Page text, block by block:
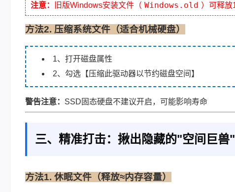
注意： 旧版Windows安装文件（ Windows.old ）可释放
方法2. 压缩系统文件（适合机械硬盘）
1、打开磁盘属性
2、勾选【压缩此驱动器以节约磁盘空间】
警告注意： SSD固态硬盘不建议开启，可能影响寿命
三、精准打击：揪出隐藏的"空间巨兽"
方法1. 休眠文件（释放≈内存容量）